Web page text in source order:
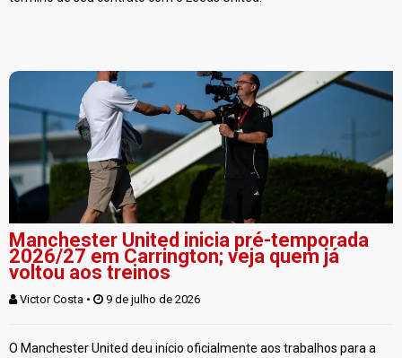
Manchester United inicia pré-temporada
2026/27 em Carrington; veja quem já
voltou aos treinos
Victor Costa • 9 de julho de 2026
O Manchester United deu início oficialmente aos trabalhos para a